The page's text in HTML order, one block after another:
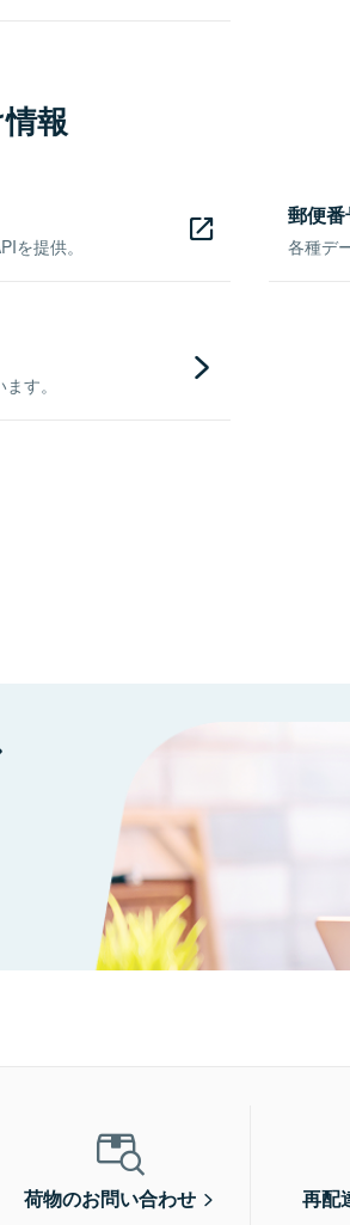
報
を提供。
郵便
各種デ
す。
荷物のお問い合わせ 再配